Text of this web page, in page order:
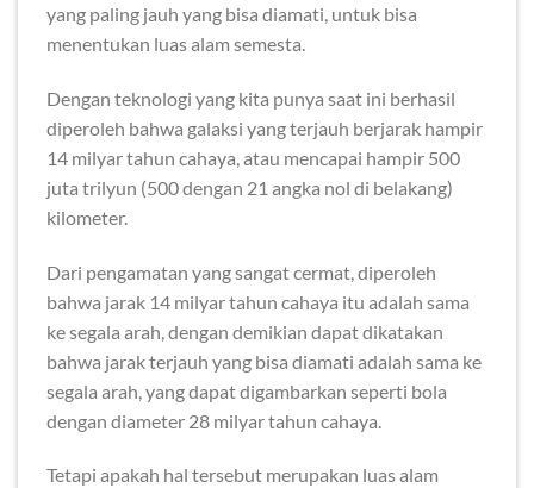
yang paling jauh yang bisa diamati, untuk bisa
menentukan luas alam semesta.
Dengan teknologi yang kita punya saat ini berhasil
diperoleh bahwa galaksi yang terjauh berjarak hampir
14 milyar tahun cahaya, atau mencapai hampir 500
juta trilyun (500 dengan 21 angka nol di belakang)
kilometer.
Dari pengamatan yang sangat cermat, diperoleh
bahwa jarak 14 milyar tahun cahaya itu adalah sama
ke segala arah, dengan demikian dapat dikatakan
bahwa jarak terjauh yang bisa diamati adalah sama ke
segala arah, yang dapat digambarkan seperti bola
dengan diameter 28 milyar tahun cahaya.
Tetapi apakah hal tersebut merupakan luas alam